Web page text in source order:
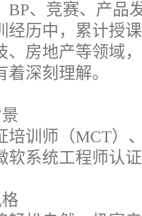
BP、竞赛、产
经历中，累计授
、房地产等领域
着深刻理解。
培训师（MCT）
软系统工程师认